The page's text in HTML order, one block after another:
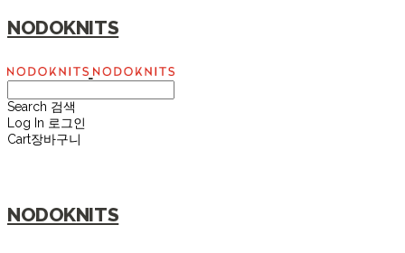
NODOKNITS
Search 검색
Log In 로그인
Cart장바구니
NODOKNITS